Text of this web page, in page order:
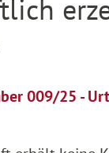
009/25 -